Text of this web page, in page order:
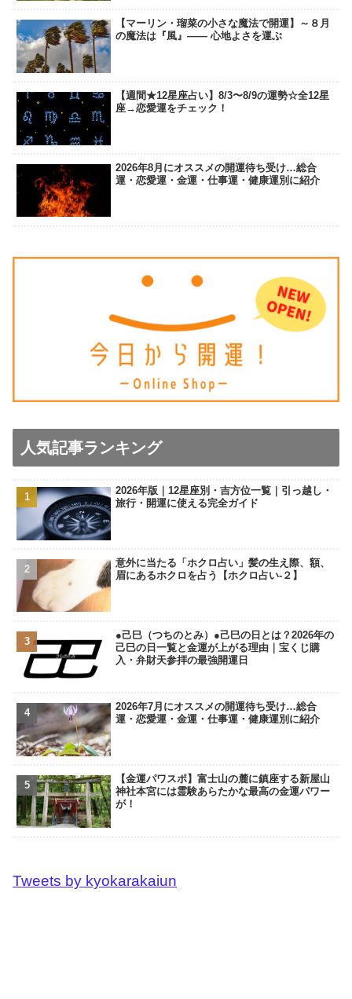
【マーリン・瑠菜の小さな魔法で開運】～８月
の魔法は『風』―― 心地よさを運ぶ
【週間★12星座占い】8/3〜8/9の運勢☆全12星
座→恋愛運をチェック！
2026年8月にオススメの開運待ち受け…総合
運・恋愛運・金運・仕事運・健康運別に紹介
人気記事ランキング
2026年版｜12星座別・吉方位一覧｜引っ越し・
旅行・開運に使える完全ガイド
意外に当たる「ホクロ占い」髪の生え際、額、
眉にあるホクロを占う【ホクロ占い‐２】
●己巳（つちのとみ）●己巳の日とは？2026年の
己巳の日一覧と金運が上がる理由｜宝くじ購
入・弁財天参拝の最強開運日
2026年7月にオススメの開運待ち受け…総合
運・恋愛運・金運・仕事運・健康運別に紹介
【金運パワスポ】富士山の麓に鎮座する新屋山
神社本宮には霊験あらたかな最高の金運パワー
が！
Tweets by kyokarakaiun